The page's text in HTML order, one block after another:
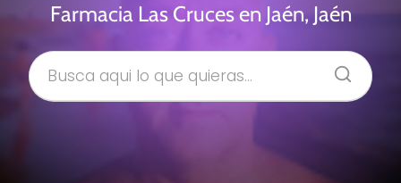
Farmacia Las Cruces en Jaén, Jaén